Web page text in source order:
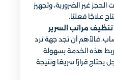
غير الضرورية، وتجهيز
علاجًا فعليًا.
مراتب السرير
فالأهم أن تجد جهة ترد
هذه الخدمة بسهولة
يحتاج قرارًا سريعًا ونتيجة